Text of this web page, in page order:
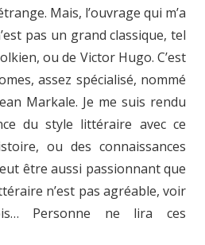
Mais, l’ouvrage qui m’a
pas un grand classique, tel
ou de Victor Hugo. C’est
assez spécialisé, nommé
Markale. Je me suis rendu
du style littéraire avec ce
ou des connaissances
être aussi passionnant que
n’est pas agréable, voir
Personne ne lira ces